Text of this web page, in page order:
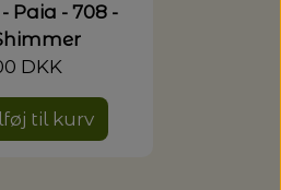
Paia - 708 -
DKK
til kurv